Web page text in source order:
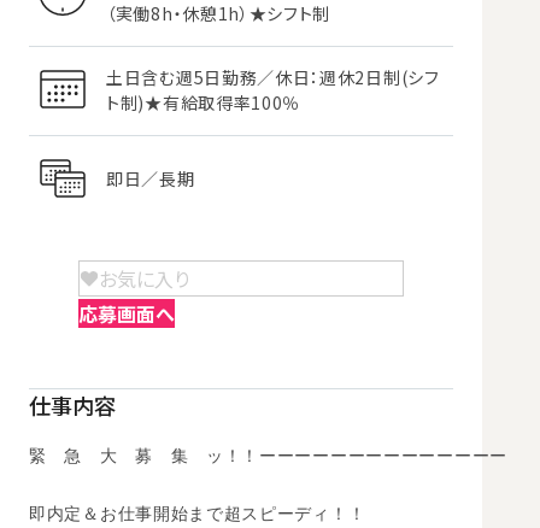
（実働8h・休憩1h）★シフト制
土日含む週5日勤務／休日：週休2日制(シフ
ト制)★有給取得率100％
即日／長期
お気に入り
応募画面へ
仕事内容
緊　急　大　募　集　ッ！！ーーーーーーーーーーーーーー
即内定＆お仕事開始まで超スピーディ！！